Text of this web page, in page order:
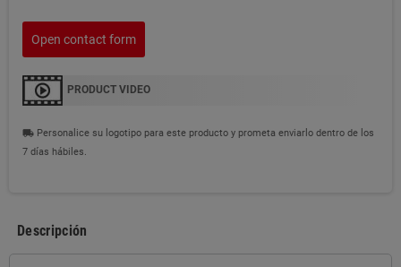
Open contact form
PRODUCT VIDEO
local_shipping Personalice su logotipo para este producto y prometa enviarlo dentro de los
7 días hábiles.
Descripción